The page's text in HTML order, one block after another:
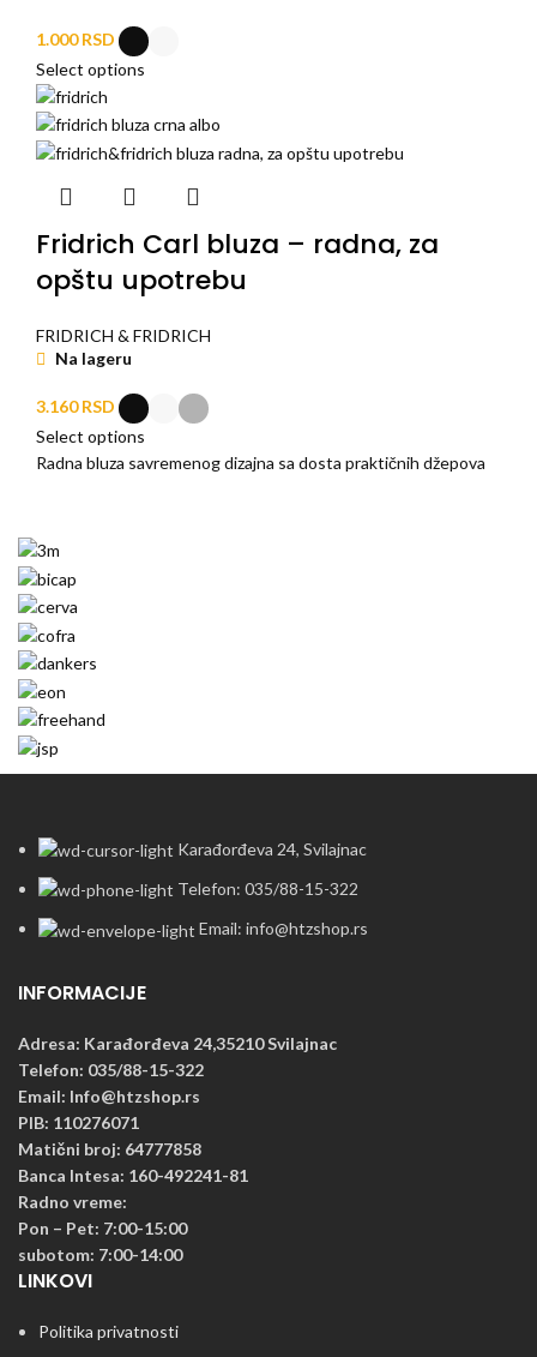
1.000RSD
Select options
Fridrich Carl bluza – radna, za
opštu upotrebu
FRIDRICH & FRIDRICH
Na lageru
3.160RSD
Select options
Radna bluza savremenog dizajna sa dosta praktičnih džepova
Karađorđeva 24, Svilajnac
Telefon: 035/88-15-322
Email: info@htzshop.rs
INFORMACIJE
Adresa: Karađorđeva 24,35210 Svilajnac
Telefon: 035/88-15-322
Email: Info@htzshop.rs
PIB: 110276071
Matični broj: 64777858
Banca Intesa: 160-492241-81
Radno vreme:
Pon – Pet: 7:00-15:00
subotom: 7:00-14:00
LINKOVI
Politika privatnosti